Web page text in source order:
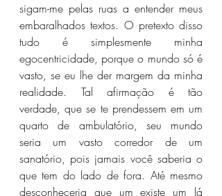
sigam-me pelas ruas a entender meus
embaralhados textos. O pretexto disso
tudo é simplesmente minha
egocentricidade, porque o mundo só é
vasto, se eu lhe der margem da minha
realidade. Tal afirmação é tão
verdade, que se te prendessem em um
quarto de ambulatório, seu mundo
seria um vasto corredor de um
sanatório, pois jamais você saberia o
que tem do lado de fora. Até mesmo
desconheceria que um existe um lá